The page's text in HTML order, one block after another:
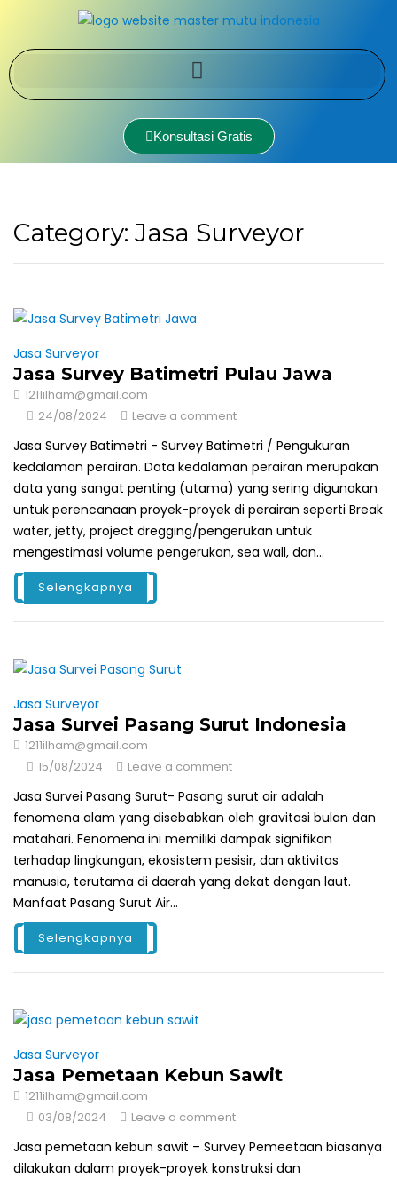
Konsultasi Gratis
Category: Jasa Surveyor
Jasa Surveyor
Jasa Survey Batimetri Pulau Jawa
1211ilham@gmail.com
24/08/2024
Leave a comment
Jasa Survey Batimetri - Survey Batimetri / Pengukuran
kedalaman perairan. Data kedalaman perairan merupakan
data yang sangat penting (utama) yang sering digunakan
untuk perencanaan proyek-proyek di perairan seperti Break
water, jetty, project dregging/pengerukan untuk
mengestimasi volume pengerukan, sea wall, dan...
Selengkapnya
Jasa Surveyor
Jasa Survei Pasang Surut Indonesia
1211ilham@gmail.com
15/08/2024
Leave a comment
Jasa Survei Pasang Surut- Pasang surut air adalah
fenomena alam yang disebabkan oleh gravitasi bulan dan
matahari. Fenomena ini memiliki dampak signifikan
terhadap lingkungan, ekosistem pesisir, dan aktivitas
manusia, terutama di daerah yang dekat dengan laut.
Manfaat Pasang Surut Air...
Selengkapnya
Jasa Surveyor
Jasa Pemetaan Kebun Sawit
1211ilham@gmail.com
03/08/2024
Leave a comment
Jasa pemetaan kebun sawit – Survey Pemeetaan biasanya
dilakukan dalam proyek-proyek konstruksi dan